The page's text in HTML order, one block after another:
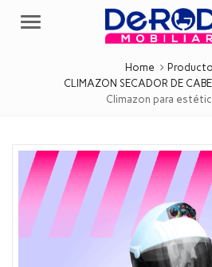
Menu
Home
CLIMAZON SECADOR DE
Climazon para